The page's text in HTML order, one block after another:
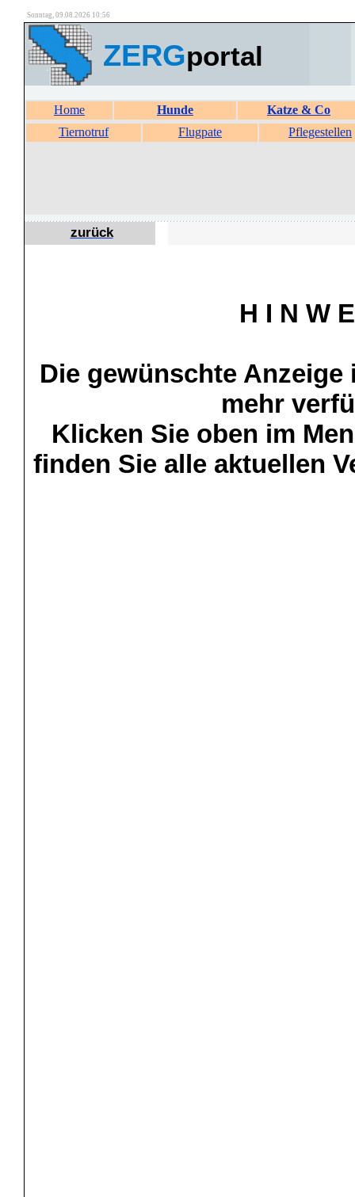
Sonntag, 09.08.2026 10:56
ZERGportal
Home Hunde
Katze & Co
Tiernotruf
Flugpate Pflegestellen
zurück
H I N W
Die gewünschte
mehr
Klicken Sie oben im
finden Sie alle aktuellen